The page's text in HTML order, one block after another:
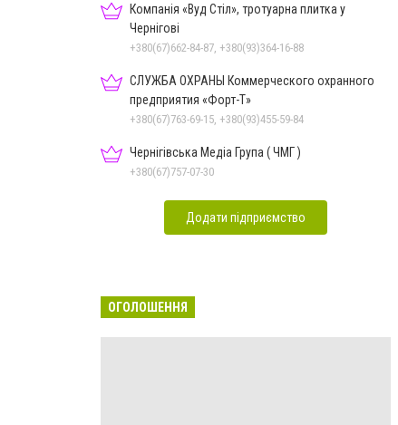
Компанія «Вуд Стіл», тротуарна плитка у
Чернігові
+380(67)662-84-87, +380(93)364-16-88
СЛУЖБА ОХРАНЫ Коммерческого охранного
предприятия «Форт-Т»
+380(67)763-69-15, +380(93)455-59-84
Чернігівська Медіа Група ( ЧМГ )
+380(67)757-07-30
Додати підприємство
ОГОЛОШЕННЯ